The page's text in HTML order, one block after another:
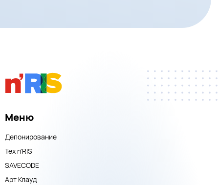
Меню
Депонирование
Тех n'RIS
SAVECODE
Арт Клауд